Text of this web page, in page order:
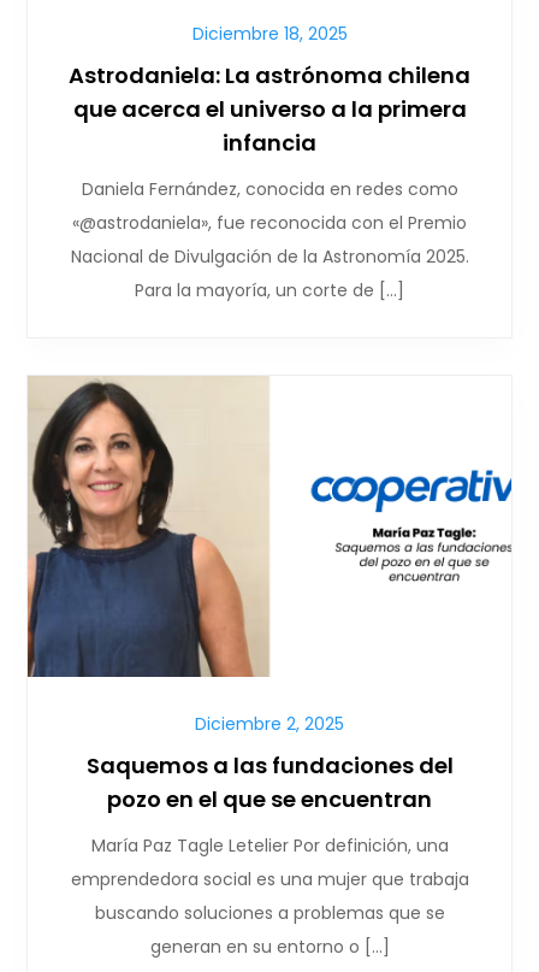
Diciembre 18, 2025
Astrodaniela: La astrónoma chilena
que acerca el universo a la primera
infancia
Daniela Fernández, conocida en redes como
«@astrodaniela», fue reconocida con el Premio
Nacional de Divulgación de la Astronomía 2025.
Para la mayoría, un corte de […]
Diciembre 2, 2025
Saquemos a las fundaciones del
pozo en el que se encuentran
María Paz Tagle Letelier Por definición, una
emprendedora social es una mujer que trabaja
buscando soluciones a problemas que se
generan en su entorno o […]